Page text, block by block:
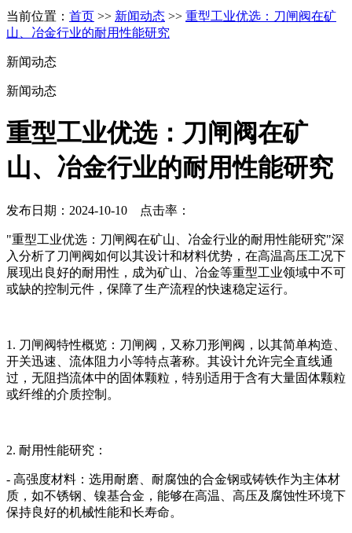
当前位置： 首页 >> 新闻动态 >> 重型工业优选：刀闸阀在矿
山、冶金行业的耐用性能研究
新闻动态
新闻动态
重型工业优选：刀闸阀在矿
山、冶金行业的耐用性能研究
发布日期：2024-10-10 点击率：
"重型工业优选：刀闸阀在矿山、冶金行业的耐用性能研究"深
入分析了刀闸阀如何以其设计和材料优势，在高温高压工况下
展现出良好的耐用性，成为矿山、冶金等重型工业领域中不可
或缺的控制元件，保障了生产流程的快速稳定运行。
1. 刀闸阀特性概览：刀闸阀，又称刀形闸阀，以其简单构造、
开关迅速、流体阻力小等特点著称。其设计允许完全直线通
过，无阻挡流体中的固体颗粒，特别适用于含有大量固体颗粒
或纤维的介质控制。
2. 耐用性能研究：
- 高强度材料：选用耐磨、耐腐蚀的合金钢或铸铁作为主体材
质，如不锈钢、镍基合金，能够在高温、高压及腐蚀性环境下
保持良好的机械性能和长寿命。